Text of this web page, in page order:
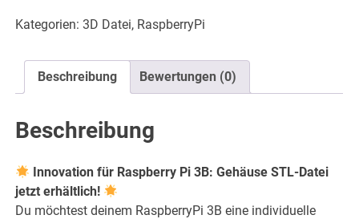
-
Druckbar
Dateien
Menge
Kategorien:3D Datei, RaspberryPi
Beschreibung Bewertungen (0)
Beschreibung
Innovation für Raspberry Pi 3B: Gehäuse STL-Datei
jetzt erhältlich!
Du möchtest deinem RaspberryPi 3B eine individuelle